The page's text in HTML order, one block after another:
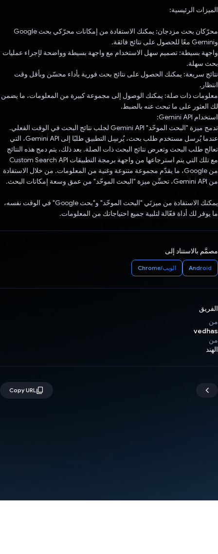
الميزات الرئيسية:
محرّكان بحث مزدجان: يمكنك الاستفادة من إمكانات محرّكي بحث Google
وGemini معًا للحصول على نتائج فائقة.
واجهة بسيطة: تصميم سهل الاستخدام مع واجهة بسيطة وواضحة لإجراء عمليات
بحث سهلة.
نتائج سريعة: يمكنك الحصول على نتائج بحث فورية بأداء محسّن وبأقل وقت
انتظار.
معلومات ذات صلة: يمكنك الوصول إلى مجموعة كبيرة من المعلومات، ما يضمن
لك العثور على ما تبحث عنه بالضبط.
استخدام Gemini API:
تدمج ميزة "البحث الموحّد" Gemini API لجلب نتائج البحث في الوقت الفعلي.
عندما يُرسل مستخدم طلب بحث، يُرسِل التطبيق طلبًا إلى Gemini API، التي
تعالج طلب البحث وتعرض نتائج البحث ذات الصلة. بعد ذلك، يتم دمج هذه النتائج
مع تلك التي يتم استرجاعها من واجهة برمجة التطبيقات Custom Search API
من Google، ما يقدّم مجموعة متنوعة وغنية من المعلومات. من خلال الاستفادة
من Gemini API، تحسِّن ميزة "البحث الموحّد" من عمق وسعة إمكانات البحث.
يمكنك الاستفادة من ميزتَي "البحث الموحّد" و"بحث Google" في الوقت نفسه،
ما يوفر لك أداة فعّالة لتلبية جميع احتياجاتك من المعلومات.
مصمَّم بالاستناد إلى
Android الويب/Chrome
الفريق
من
vedhas
من
الهند